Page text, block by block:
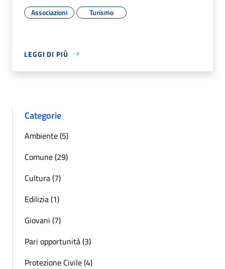
Associazioni Turismo
LEGGI DI PIÙ
Categorie
Ambiente (5)
Comune (29)
Cultura (7)
Edilizia (1)
Giovani (7)
Pari opportunità (3)
Protezione Civile (4)